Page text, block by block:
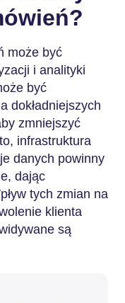
może być
i analityki
być
dokładniejszych
zmniejszyć
infrastruktura
danych powinny
dając
tych zmian na
klienta
są